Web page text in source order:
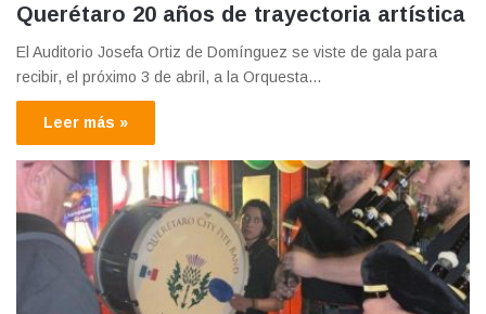
Querétaro 20 años de trayectoria artística
El Auditorio Josefa Ortiz de Domínguez se viste de gala para
recibir, el próximo 3 de abril, a la Orquesta…
Leer más »